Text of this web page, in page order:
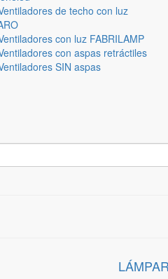
de techo con luz
con luz FABRILAMP
con aspas retráctiles
SIN aspas